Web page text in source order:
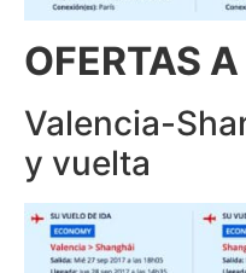
OFERTAS
Valencia-
y vuelta